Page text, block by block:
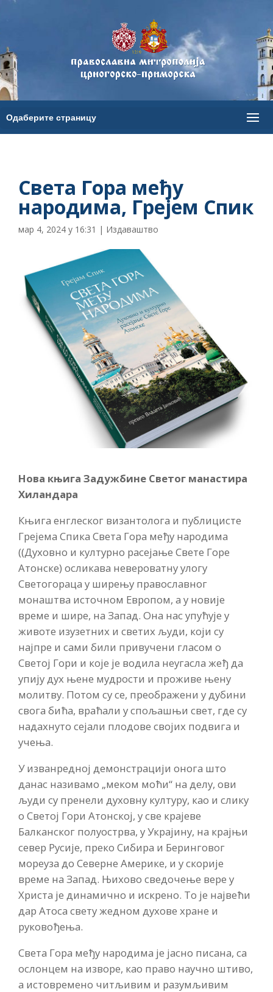
Света Гора међу
народима, Грејем Спик
мар 4, 2024 у 16:31 | Издаваштво
Нова књига Задужбине Светог манастира
Хиландара
Књига енглеског византолога и публицисте
Грејема Спика Света Гора међу народима
((Духовно и културно расејање Свете Горе
Атонске) осликава невероватну улогу
Светогораца у ширењу православног
монаштва источном Европом, а у новије
време и шире, на Запад. Она нас упућује у
животе изузетних и светих људи, који су
најпре и сами били привучени гласом о
Светој Гори и које је водила неугасла жеђ да
упију дух њене мудрости и проживе њену
молитву. Потом су се, преображени у дубини
свога бића, враћали у спољашњи свет, где су
надахнуто сејали плодове својих подвига и
учења.
У изванредној демонстрацији онога што
данас називамо „меком моћи“ на делу, ови
људи су пренели духовну културу, као и слику
о Светој Гори Атонској, у све крајеве
Балканског полуострва, у Украјину, на крајњи
север Русије, преко Сибира и Беринговог
мореуза до Северне Америке, и у скорије
време на Запад. Њихово сведочење вере у
Христа је динамично и искрено. То је највећи
дар Атоса свету жедном духове хране и
руковођења.
Света Гора међу народима је јасно писана, са
ослонцем на изворе, као право научно штиво,
а истовремено читљивим и разумљивим